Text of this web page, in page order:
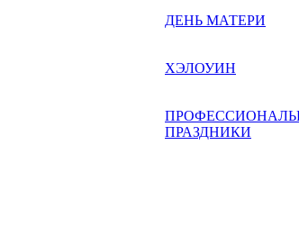
ДЕНЬ МАТЕРИ
ХЭЛОУИН
ПРАЗДНИКИ